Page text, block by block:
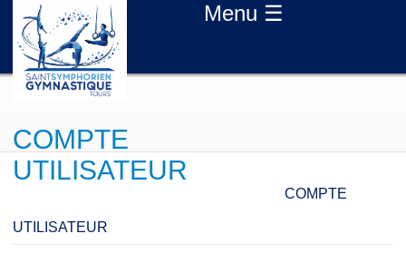
Aller au contenu principal Menu ☰
COMPTE
UTILISATEUR
COMPTE
UTILISATEUR